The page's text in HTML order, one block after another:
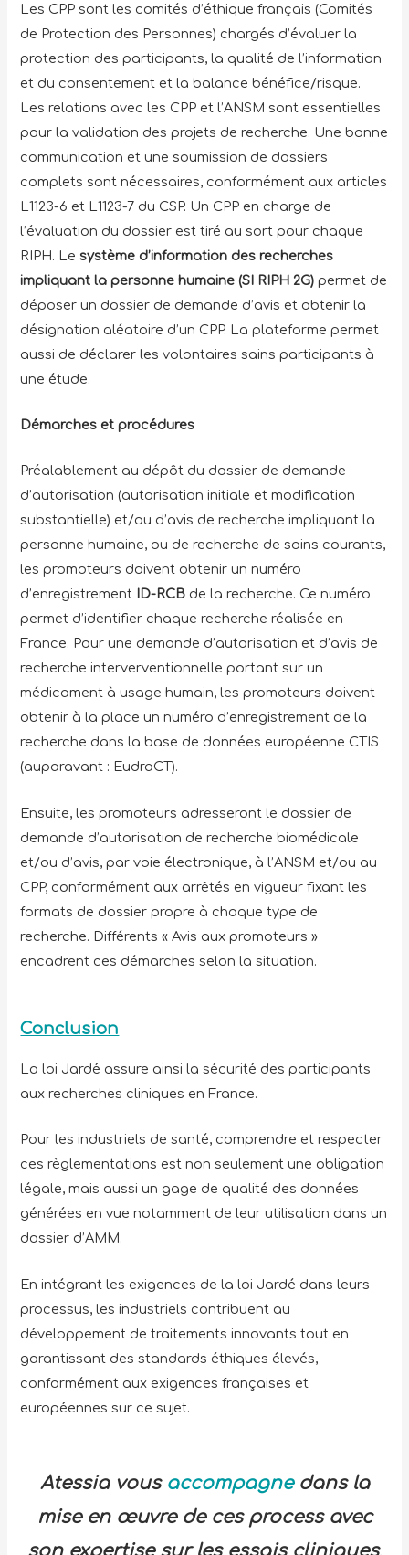
Les CPP sont les comités d’éthique français (Comités
de Protection des Personnes) chargés d’évaluer la
protection des participants, la qualité de l’information
et du consentement et la balance bénéfice/risque.
Les relations avec les CPP et l’ANSM sont essentielles
pour la validation des projets de recherche. Une bonne
communication et une soumission de dossiers
complets sont nécessaires, conformément aux articles
L1123-6 et L1123-7 du CSP. Un CPP en charge de
l’évaluation du dossier est tiré au sort pour chaque
RIPH. Lesystème d’information des recherches
impliquant la personne humaine (SI RIPH 2G)permet de
déposer un dossier de demande d’avis et obtenir la
désignation aléatoire d’un CPP. La plateforme permet
aussi de déclarer les volontaires sains participants à
une étude.
Démarches et procédures
Préalablement au dépôt du dossier de demande
d’autorisation (autorisation initiale et modification
substantielle) et/ou d’avis de recherche impliquant la
personne humaine, ou de recherche de soins courants,
les promoteurs doivent obtenir un numéro
d’enregistrement ID-RCB de la recherche. Ce numéro
permet d’identifier chaque recherche réalisée en
France. Pour une demande d’autorisation et d’avis de
recherche interverventionnelle portant sur un
médicament à usage humain, les promoteurs doivent
obtenir à la place un numéro d’enregistrement de la
recherche dans la base de données européenne CTIS
(auparavant : EudraCT).
Ensuite, les promoteurs adresseront le dossier de
demande d’autorisation de recherche biomédicale
et/ou d’avis, par voie électronique, à l’ANSM et/ou au
CPP, conformément aux arrêtés en vigueur fixant les
formats de dossier propre à chaque type de
recherche. Différents « Avis aux promoteurs »
encadrent ces démarches selon la situation.
Conclusion
La loi Jardé assure ainsi la sécurité des participants
aux recherches cliniques en France.
Pour les industriels de santé, comprendre et respecter
ces règlementations est non seulement une obligation
légale, mais aussi un gage de qualité des données
générées en vue notamment de leur utilisation dans un
dossier d’AMM.
En intégrant les exigences de la loi Jardé dans leurs
processus, les industriels contribuent au
développement de traitements innovants tout en
garantissant des standards éthiques élevés,
conformément aux exigences françaises et
européennes sur ce sujet.
Atessia vous accompagnedans la
mise en œuvre de ces process avec